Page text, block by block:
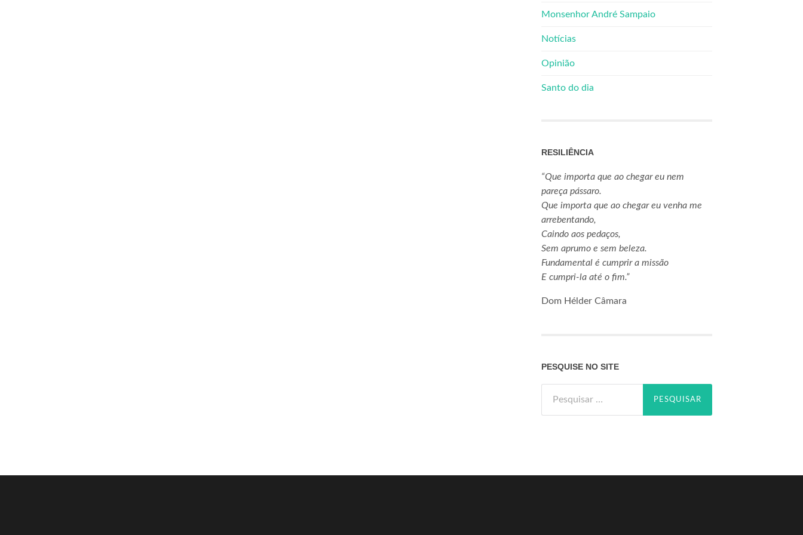
Monsenhor André Sampaio
Notícias
Opinião
Santo do dia
RESILIÊNCIA
“Que importa que ao chegar eu nem
pareça pássaro.
Que importa que ao chegar eu venha me
arrebentando,
Caindo aos pedaços,
Sem aprumo e sem beleza.
Fundamental é cumprir a missão
E cumpri-la até o fim.”
Dom Hélder Câmara
PESQUISE NO SITE
por: